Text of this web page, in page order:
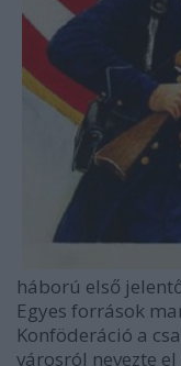
háború első
Egyes források
Konföderáció a
városról nevezte